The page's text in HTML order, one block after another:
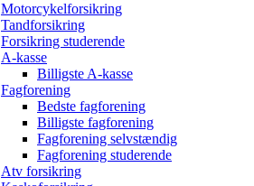
Motorcykelforsikring
Tandforsikring
Forsikring studerende
A-kasse
Billigste A-kasse
Fagforening
Bedste fagforening
Billigste fagforening
Fagforening selvstændig
Fagforening studerende
Atv forsikring